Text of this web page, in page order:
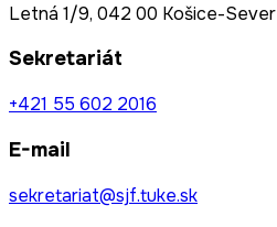
Letná 1/9, 042 00 Košice-Sever
Sekretariát
+421 55 602 2016
E-mail
sekretariat@sjf.tuke.sk